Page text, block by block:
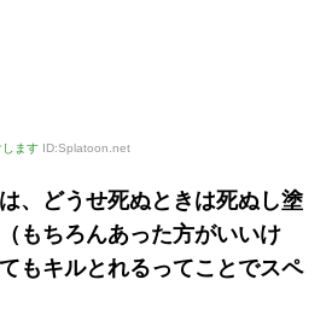
します ID:Splatoon.net
、どうせ死ぬときは死ぬし塗
もちろんあった方がいいけ
もキルとれるってことでスペ